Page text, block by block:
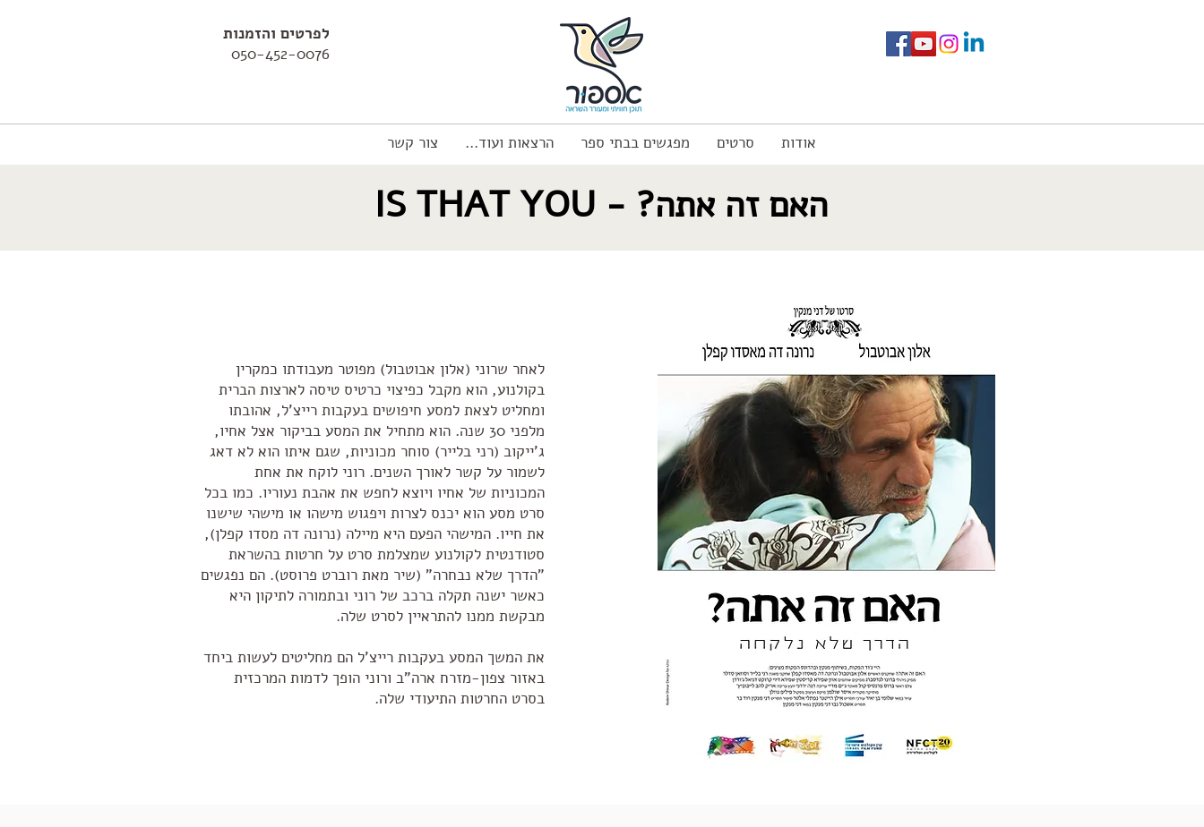
לפרטים והזמנות
050-452-0076
אודות סרטים מפגשים בבתי ספר הרצאות ועוד... צור קשר
האם זה אתה? - IS THAT YOU
לאחר שרוני (אלון אבוטבול) מפוטר מעבודתו כמקרין
בקולנוע, הוא מקבל כפיצוי כרטיס טיסה לארצות הברית
ומחליט לצאת למסע חיפושים בעקבות רייצ'ל, אהובתו
מלפני 30 שנה. הוא מתחיל את המסע בביקור אצל אחיו,
ג'ייקוב (רני בלייר) סוחר מכוניות, שגם איתו הוא לא דאג
לשמור על קשר לאורך השנים. רוני לוקח את אחת
המכוניות של אחיו ויוצא לחפש את אהבת נעוריו. כמו בכל
סרט מסע הוא יכנס לצרות ויפגוש מישהו או מישהי שישנו
את חייו. המישהי הפעם היא מיילה (נרונה דה מסדו קפלן),
סטודנטית לקולנוע שמצלמת סרט על חרטות בהשראת
"הדרך שלא נבחרה" (שיר מאת רוברט פרוסט). הם נפגשים
כאשר ישנה תקלה ברכב של רוני ובתמורה לתיקון היא
מבקשת ממנו להתראיין לסרט שלה.
את המשך המסע בעקבות רייצ'ל הם מחליטים לעשות ביחד
באזור צפון-מזרח ארה"ב ורוני הופך לדמות המרכזית
בסרט החרטות התיעודי שלה.